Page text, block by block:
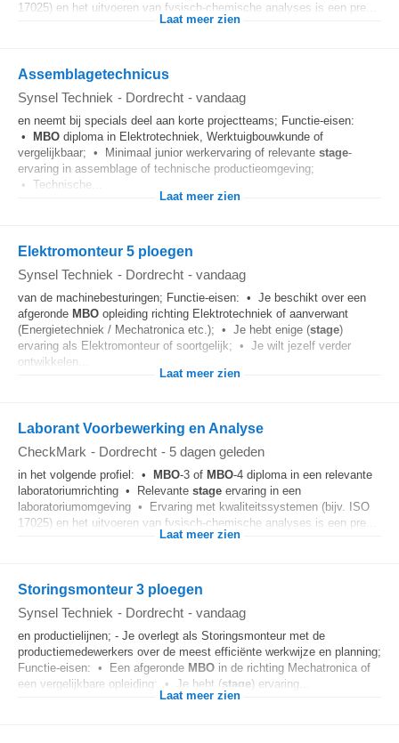
17025) en het uitvoeren van fysisch-chemische analyses is een pre...
Laat meer zien
Assemblagetechnicus
Synsel Techniek - Dordrecht - vandaag
en neemt bij specials deel aan korte projectteams; Functie-eisen:
•
MBO diploma in Elektrotechniek, Werktuigbouwkunde of
vergelijkbaar; • Minimaal junior werkervaring of relevante stage-
ervaring in assemblage of technische productieomgeving;
• Technische...
Laat meer zien
Elektromonteur 5 ploegen
Synsel Techniek - Dordrecht - vandaag
van de machinebesturingen; Functie-eisen: • Je beschikt over een
afgeronde MBO opleiding richting Elektrotechniek of aanverwant
(Energietechniek / Mechatronica etc.); • Je hebt enige (stage)
ervaring als Elektromonteur of soortgelijk; • Je wilt jezelf verder
ontwikkelen...
Laat meer zien
Laborant Voorbewerking en Analyse
CheckMark - Dordrecht - 5 dagen geleden
in het volgende profiel: • MBO-3 of MBO-4 diploma in een relevante
laboratoriumrichting • Relevante stage ervaring in een
laboratoriumomgeving • Ervaring met kwaliteitssystemen (bijv. ISO
17025) en het uitvoeren van fysisch-chemische analyses is een pre...
Laat meer zien
Storingsmonteur 3 ploegen
Synsel Techniek - Dordrecht - vandaag
en productielijnen; - Je overlegt als Storingsmonteur met de
productiemedewerkers over de meest efficiënte werkwijze en planning;
Functie-eisen: • Een afgeronde MBO in de richting Mechatronica of
een vergelijkbare opleiding; • Je hebt (stage) ervaring...
Laat meer zien